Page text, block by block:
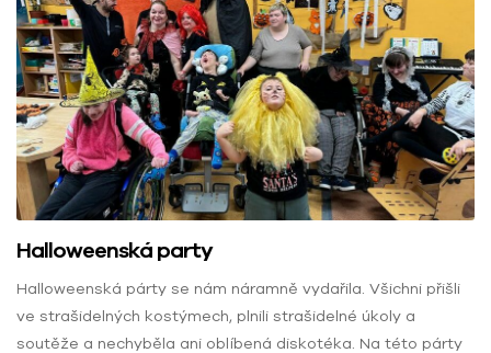
Halloweenská party
Halloweenská párty se nám náramně vydařila. Všichni přišli
ve strašidelných kostýmech, plnili strašidelné úkoly a
soutěže a nechyběla ani oblíbená diskotéka. Na této párty